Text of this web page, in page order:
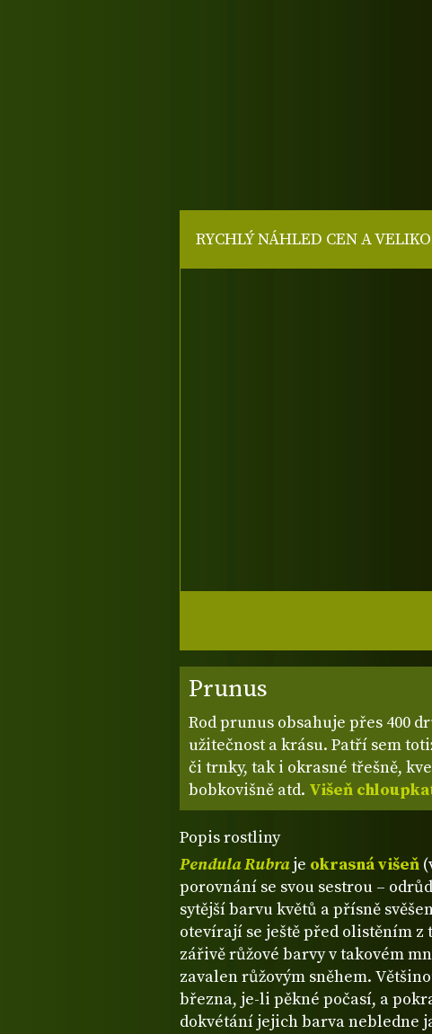
Prunus
Rod prunus obsahuje přes 400
užitečnost a krásu. Patří sem
či trnky, tak i okrasné třešně,
bobkovišně atd. Višeň
Popis rostliny
Pendula Rubraje okrasná višeň
porovnání se svou sestrou –
sytější barvu květů a přísně
otevírají se ještě před olistěním z
zářivě růžové barvy v takovém
zavalen růžovým sněhem.
března, je-li pěkné počasí, a
dokvétání jejich barva nebledne
RYCHLÝ NÁHLED CEN A